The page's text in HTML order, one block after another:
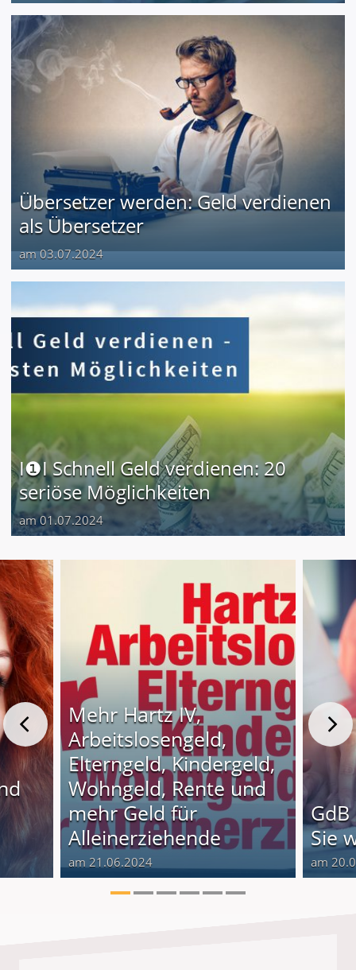
Übersetzer werden: Geld verdienen
als Übersetzer
am 03.07.2024
I❶I Schnell Geld verdienen: 20
seriöse Möglichkeiten
am 01.07.2024
Mehr Hartz IV,
Arbeitslosengeld,
Elterngeld, Kindergeld,
Wohngeld, Rente und
mehr Geld für
Alleinerziehende
am 21.06.2024
Sie
am